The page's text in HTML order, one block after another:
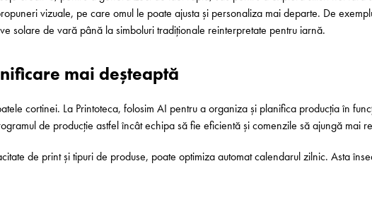
vizuale, pe care omul le poate ajusta și personaliza mai departe. De
solare de vară până la simboluri tradiționale reinterpretate pentru iarnă.
mai deșteaptă
cortinei. La Printoteca, folosim AI pentru a organiza și planifica producția în
de producție astfel încât echipa să fie eficientă și comenzile să ajungă mai
de print și tipuri de produse, poate optimiza automat calendarul zilnic. Asta